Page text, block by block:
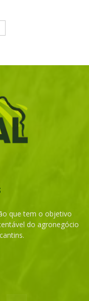
que tem o objetivo
do agronegócio